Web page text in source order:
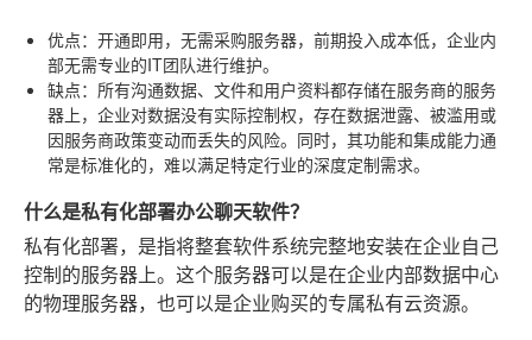
优点：开通即用，无需采购服务器，前期投入成本低，企业内
部无需专业的IT团队进行维护。
缺点：所有沟通数据、文件和用户资料都存储在服务商的服务
器上，企业对数据没有实际控制权，存在数据泄露、被滥用或
因服务商政策变动而丢失的风险。同时，其功能和集成能力通
常是标准化的，难以满足特定行业的深度定制需求。
什么是私有化部署办公聊天软件？
私有化部署，是指将整套软件系统完整地安装在企业自己
控制的服务器上。这个服务器可以是在企业内部数据中心
的物理服务器，也可以是企业购买的专属私有云资源。